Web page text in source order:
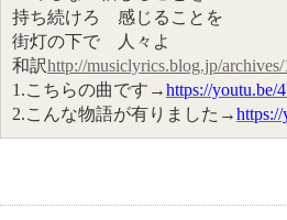
持ち続けろ 感じることを
街灯の下で 人々よ
和訳http://musiclyrics.blog.jp/
1.こちらの曲です→https://youtu.be/
2.こんな物語が有りました→